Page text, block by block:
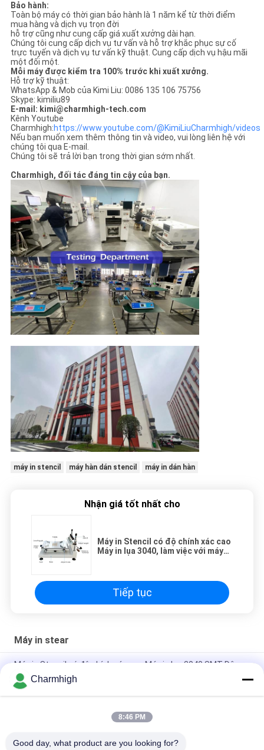
Bảo hành:
Toàn bộ máy có thời gian bảo hành là 1 năm kể từ thời điểm
mua hàng và dịch vụ trọn đời
hỗ trợ cũng như cung cấp giá xuất xưởng dài hạn.
Chúng tôi cung cấp dịch vụ tư vấn và hỗ trợ khắc phục sự cố
trực tuyến và dịch vụ tư vấn kỹ thuật. Cung cấp dịch vụ hậu mãi
một đối một.
Mỗi máy được kiểm tra 100% trước khi xuất xưởng.
Hỗ trợ kỹ thuật:
WhatsApp & Mob của Kimi Liu: 0086 135 106 75756
Skype: kimiliu89
E-mail: kimi@charmhigh-tech.com
Kênh Youtube
Charmhigh:https://www.youtube.com/@KimiLiuCharmhigh/videos
Nếu bạn muốn xem thêm thông tin và video, vui lòng liên hệ với
chúng tôi qua E-mail.
Chúng tôi sẽ trả lời bạn trong thời gian sớm nhất.
Charmhigh, đối tác đáng tin cậy của bạn.
máy in stencil máy hàn dán stencil máy in dán hàn
Nhận giá tốt nhất cho
Máy in Stencil có độ chính xác cao
Máy in lụa 3040, làm việc với máy
Tiếp tục
Máy in stear
Máy in Stencil có độ chính xác cao Máy in lụa 3040 SMT Dây
chuyền sản xuất SMT thủ công
Máy hàn dán bán tự động 3250, Máy in màn hình 320 * 500mm
E6 Máy in màn hình tự động hoàn toàn SMT máy in dán hàn
Charmhigh
8:46 PM
Good day, what product are you looking for?